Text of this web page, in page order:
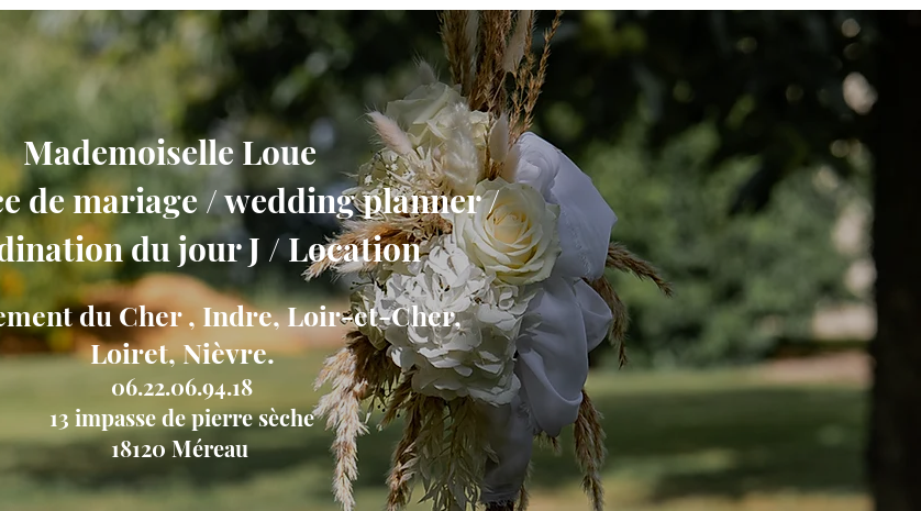
Mademoiselle Loue
de mariage / wedding planner /
du jour J / Location
du Cher , Indre, Loir-et-Cher,
Loiret, Nièvre.
06.22.06.94.18
13 impasse de pierre sèche
18120 Méreau